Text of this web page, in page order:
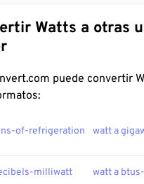
Watts a otras
puede convertir
of-refrigeration watt a
milliwatt watt a